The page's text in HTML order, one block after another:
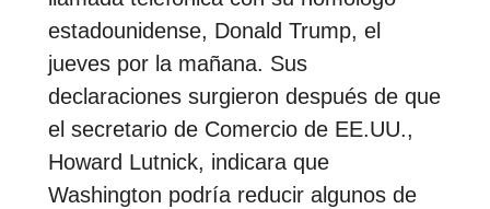
estadounidense, Donald Trump, el
jueves por la mañana. Sus
declaraciones surgieron después de que
el secretario de Comercio de EE.UU.,
Howard Lutnick, indicara que
Washington podría reducir algunos de